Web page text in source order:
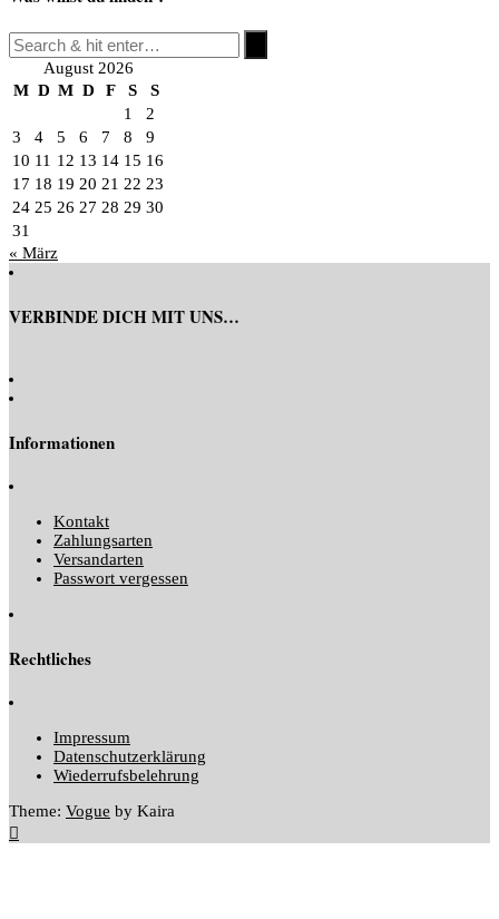
August 2026
M D M D F S
S
1
2
3
4 5 6 7 8
9
10 11 12 13 14 15 16
17 18 19 20 21 22 23
24 25 26 27 28 29 30
31
« März
VERBINDE DICH MIT UNS…
Informationen
Kontakt
Zahlungsarten
Versandarten
Passwort vergessen
Rechtliches
Impressum
Datenschutzerklärung
Wiederrufsbelehrung
Theme: Vogue by Kaira